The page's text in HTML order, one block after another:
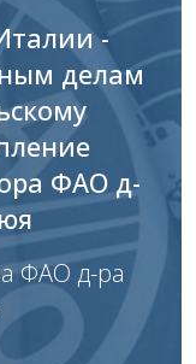
-
делам
ФАО д-
ФАО д-ра